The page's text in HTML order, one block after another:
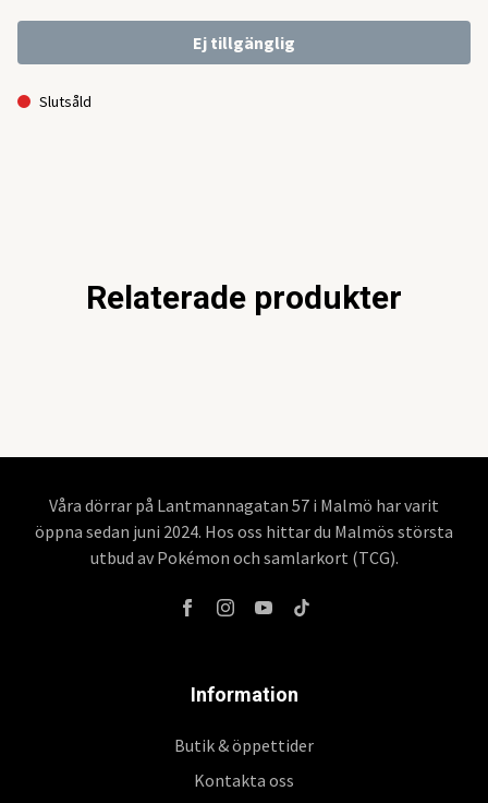
Ej tillgänglig
Slutsåld
Relaterade produkter
Våra dörrar på Lantmannagatan 57 i Malmö har varit
öppna sedan juni 2024. Hos oss hittar du Malmös största
utbud av Pokémon och samlarkort (TCG).
Information
Butik & öppettider
Kontakta oss